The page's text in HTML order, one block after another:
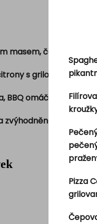
masem, česnekem,
s grilovanou
BBQ omáčka, hovězí
cenu
Pizza